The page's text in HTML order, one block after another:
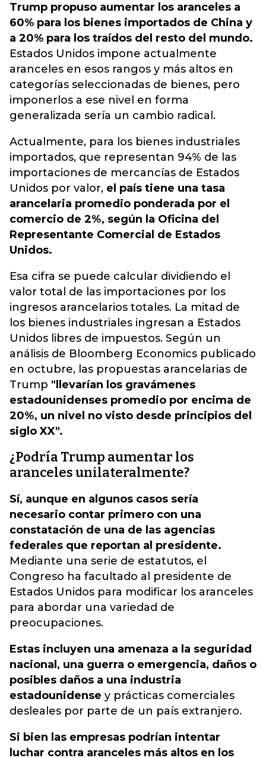
Trump propuso aumentar los aranceles a
60% para los bienes importados de China y
a 20% para los traídos del resto del mundo.
Estados Unidos impone actualmente
aranceles en esos rangos y más altos en
categorías seleccionadas de bienes, pero
imponerlos a ese nivel en forma
generalizada sería un cambio radical.
Actualmente, para los bienes industriales
importados, que representan 94% de las
importaciones de mercancías de Estados
Unidos por valor, el país tiene una tasa
arancelaria promedio ponderada por el
comercio de 2%, según la Oficina del
Representante Comercial de Estados
Unidos.
Esa cifra se puede calcular dividiendo el
valor total de las importaciones por los
ingresos arancelarios totales. La mitad de
los bienes industriales ingresan a Estados
Unidos libres de impuestos. Según un
análisis de Bloomberg Economics publicado
en octubre, las propuestas arancelarias de
Trump "llevarían los gravámenes
estadounidenses promedio por encima de
20%, un nivel no visto desde principios del
siglo XX".
¿Podría Trump aumentar los
aranceles unilateralmente?
Sí, aunque en algunos casos sería
necesario contar primero con una
constatación de una de las agencias
federales que reportan al presidente.
Mediante una serie de estatutos, el
Congreso ha facultado al presidente de
Estados Unidos para modificar los aranceles
para abordar una variedad de
preocupaciones.
Estas incluyen una amenaza a la seguridad
nacional, una guerra o emergencia, daños o
posibles daños a una industria
estadounidense y prácticas comerciales
desleales por parte de un país extranjero.
Si bien las empresas podrían intentar
luchar contra aranceles más altos en los